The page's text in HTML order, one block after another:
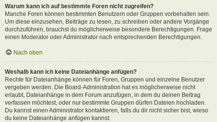
Warum kann ich auf bestimmte Foren nicht zugreifen?
Manche Foren können bestimmten Benutzern oder Gruppen vorbehalten sein.
Um diese einzusehen, Beiträge zu lesen, zu schreiben oder andere Vorgänge
durchzuführen, brauchst du möglicherweise besondere Berechtigungen. Frage
einen Moderator oder Administrator nach entsprechenden Berechtigungen.
Nach oben
Weshalb kann ich keine Dateianhänge anfügen?
Rechte für Dateianhänge können für Foren, Gruppen und einzelne Benutzer
vergeben werden. Die Board-Administration hat es möglicherweise nicht
erlaubt, Dateianhänge in dem Forum anzufügen, in dem du deinen Beitrag
verfassen möchtest, oder nur bestimmte Gruppen dürfen Dateien hochladen.
Du kannst einen Administrator kontaktieren, falls du dir nicht sicher bist, wieso
du keine Dateianhänge anfügen kannst.